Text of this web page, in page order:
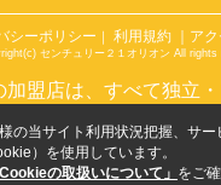
シーポリシー ｜ 利用規約 ｜ア
センチュリー２１オリオン All rights
盟店は、すべて独立・
の当サイト利用状況把握、サー
）を使用しています。
Cookieの取扱いについて」 をご